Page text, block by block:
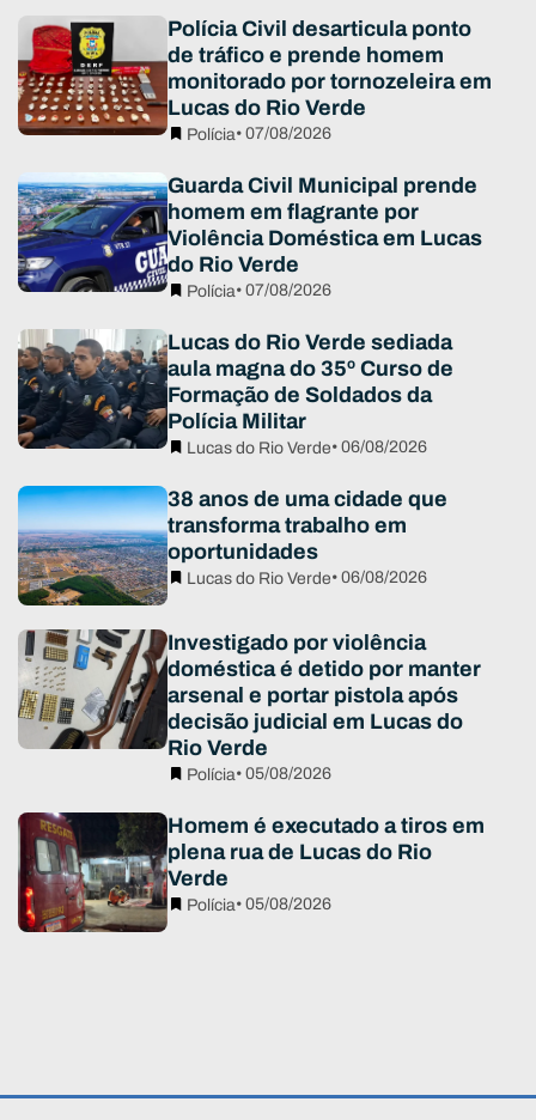
Polícia Civil desarticula ponto
de tráfico e prende homem
monitorado por tornozeleira em
Lucas do Rio Verde
Polícia• 07/08/2026
Guarda Civil Municipal prende
homem em flagrante por
Violência Doméstica em Lucas
do Rio Verde
Polícia• 07/08/2026
Lucas do Rio Verde sediada
aula magna do 35º Curso de
Formação de Soldados da
Polícia Militar
Lucas do Rio Verde• 06/08/2026
38 anos de uma cidade que
transforma trabalho em
oportunidades
Lucas do Rio Verde• 06/08/2026
Investigado por violência
doméstica é detido por manter
arsenal e portar pistola após
decisão judicial em Lucas do
Rio Verde
Polícia• 05/08/2026
Homem é executado a tiros em
plena rua de Lucas do Rio
Verde
Polícia• 05/08/2026